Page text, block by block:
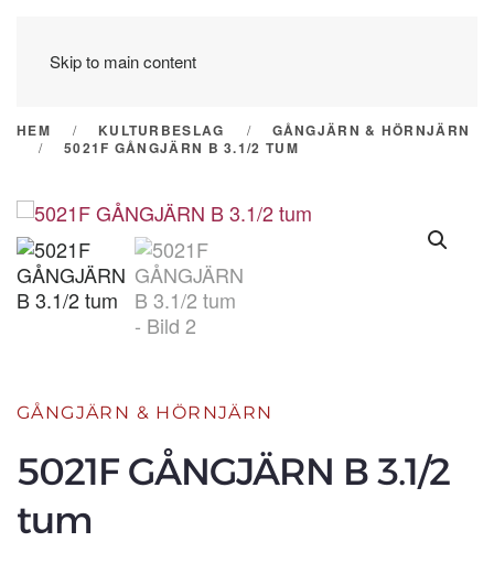
Skip to main content
HEM KULTURBESLAG
GÅNGJÄRN & HÖRNJÄRN
5021F GÅNGJÄRN B 3.1/2 TUM
GÅNGJÄRN & HÖRNJÄRN
5021F GÅNGJÄRN B 3.1/2
tum